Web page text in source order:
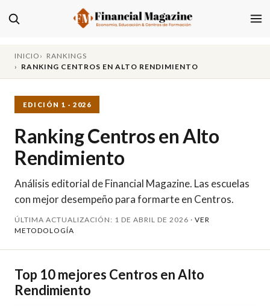
INICIO
RANKINGS
RANKING CENTROS EN ALTO RENDIMIENTO
EDICIÓN 1 · 2026
Ranking Centros en Alto
Rendimiento
Análisis editorial de Financial Magazine. Las escuelas
con mejor desempeño para formarte en Centros.
ÚLTIMA ACTUALIZACIÓN: 1 DE ABRIL DE 2026 · VER
METODOLOGÍA
Top 10 mejores Centros en Alto
Rendimiento